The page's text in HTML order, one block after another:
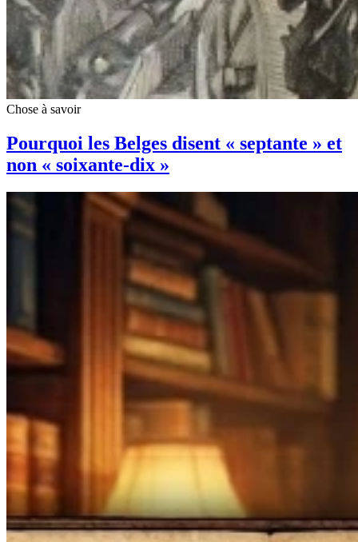
Chose à savoir
Pourquoi les Belges disent « septante » et
non « soixante-dix »